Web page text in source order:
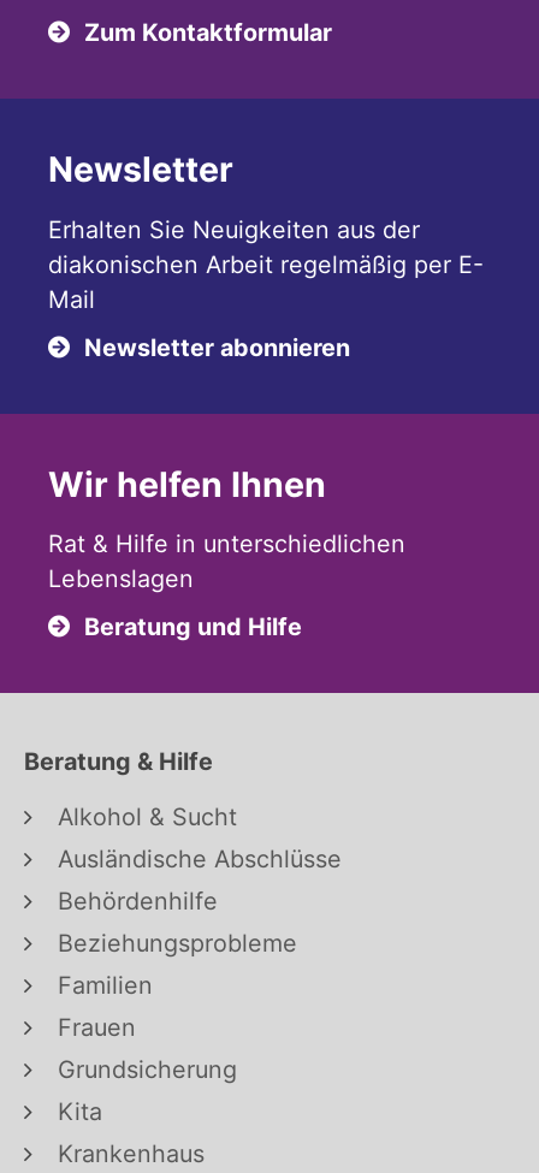
Zum Kontaktformular
Newsletter
Erhalten Sie Neuigkeiten aus der
diakonischen Arbeit regelmäßig per E-
Mail
Newsletter abonnieren
Wir helfen Ihnen
Rat & Hilfe in unterschiedlichen
Lebenslagen
Beratung und Hilfe
Beratung & Hilfe
Alkohol & Sucht
Ausländische Abschlüsse
Behördenhilfe
Beziehungsprobleme
Familien
Frauen
Grundsicherung
Kita
Krankenhaus